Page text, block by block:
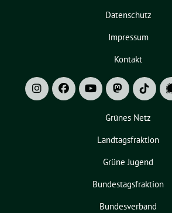
Datenschutz
Impressum
Kontakt
Grünes Netz
Landtagsfraktion
Grüne Jugend
Bundestagsfraktion
Bundesverband